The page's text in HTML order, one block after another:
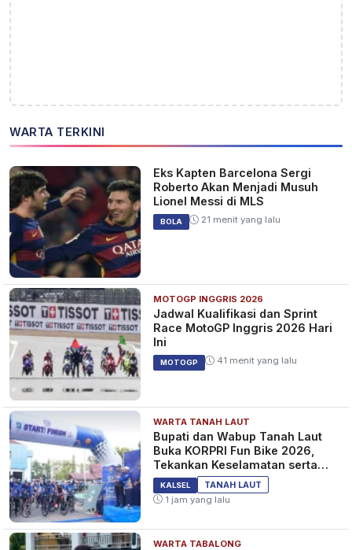
WARTA TERKINI
Eks Kapten Barcelona Sergi
Roberto Akan Menjadi Musuh
Lionel Messi di MLS
BOLA 21 menit yang lalu
MOTOGP INGGRIS 2026
Jadwal Kualifikasi dan Sprint
Race MotoGP Inggris 2026 Hari
Ini
MOTOGP 41 menit yang lalu
WARTA TANAH LAUT
Bupati dan Wabup Tanah Laut
Buka KORPRI Fun Bike 2026,
Tekankan Keselamatan serta
Kebersamaan
KALSEL
TANAH LAUT
1 jam yang lalu
WARTA TABALONG